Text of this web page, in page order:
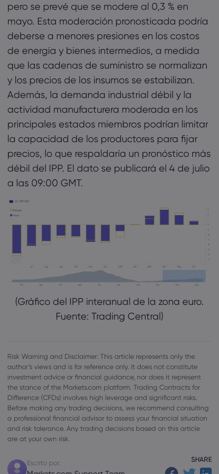
pero se prevé que se modere al 0,3 % en
mayo. Esta moderación pronosticada podría
deberse a menores presiones en los costos
de energía y bienes intermedios, a medida
que las cadenas de suministro se normalizan
y los precios de los insumos se estabilizan.
Además, la demanda industrial débil y la
actividad manufacturera moderada en los
principales estados miembros podrían limitar
la capacidad de los productores para fijar
precios, lo que respaldaría un pronóstico más
débil del IPP. El dato se publicará el 4 de julio
a las 09:00 GMT.
(Gráfico del IPP interanual de la zona euro.
Fuente: Trading Central)
Risk Warning and Disclaimer: This article represents only the
author’s views and is for reference only. It does not constitute
investment advice or financial guidance, nor does it represent
the stance of the Markets.com platform. Trading Contracts for
Difference (CFDs) involves high leverage and significant risks.
Before making any trading decisions, we recommend consulting
a professional financial advisor to assess your financial situation
and risk tolerance. Any trading decisions based on this article
are at your own risk.
Escrito por: SHARE